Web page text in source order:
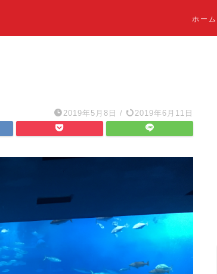
ホーム
2019年5月8日 / 2019年6月11日